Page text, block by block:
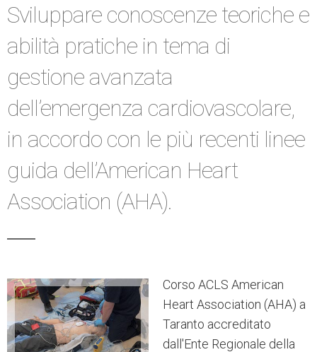
Sviluppare conoscenze teoriche e
abilità pratiche in tema di
gestione avanzata
dell’emergenza cardiovascolare,
in accordo con le più recenti linee
guida dell’American Heart
Association (AHA).
Corso ACLS American
Heart Association (AHA) a
Taranto accreditato
dall'Ente Regionale della